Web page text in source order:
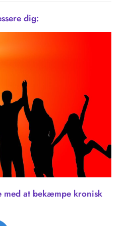
dig:
at bekæmpe kronisk